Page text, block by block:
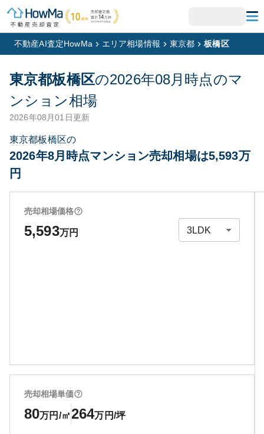
不動産AI査定HowMa エリア相場情報 東京都 板橋区
東京都板橋区の2026年08月 時点のマ
ンション相場
2026年08月01日更新
東京都板橋区の
2026年8月時点マンション売却相場は5,593万
円
売却相場価格
5,593万円
売却相場単価
80万円/㎡264万円/坪